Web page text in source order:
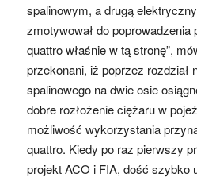
spalinowym, a drugą
zmotywował do poprowadzenia
quattro właśnie w tą stronę”,
przekonani, iż poprzez rozdział
spalinowego na dwie osie
dobre rozłożenie ciężaru w
możliwość wykorzystania
quattro. Kiedy po raz pierwszy
projekt ACO i FIA, dość szybko